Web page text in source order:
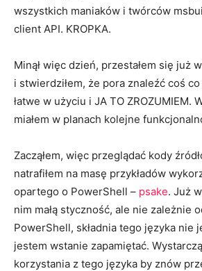
wszystkich maniaków i twórców
client API. KROPKA.
Minął więc dzień, przestałem się już
i stwierdziłem, że pora znaleźć coś
łatwe w użyciu i JA TO ZROZUMIEM.
miałem w planach kolejne
Zacząłem, więc przeglądać kody
natrafiłem na masę przykładów
opartego o PowerShell – psake. Już
nim małą styczność, ale nie zależnie
PowerShell, składnia tego języka nie
jestem wstanie zapamiętać.
korzystania z tego języka by znów